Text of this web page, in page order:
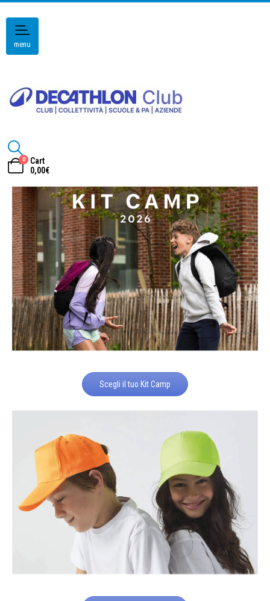
menu
0
Cart
0,00€
Scegli il tuo Kit Camp